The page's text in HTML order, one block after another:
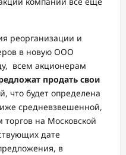
реорганизации и
в новую ООО
всем акционерам
продать свои
что будет определена
средневзвешенной,
торгов на Московской
дате
в